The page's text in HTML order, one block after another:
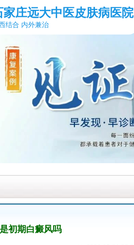
家庄远大中医皮肤病医院
结合 内外兼治
初期白癜风吗